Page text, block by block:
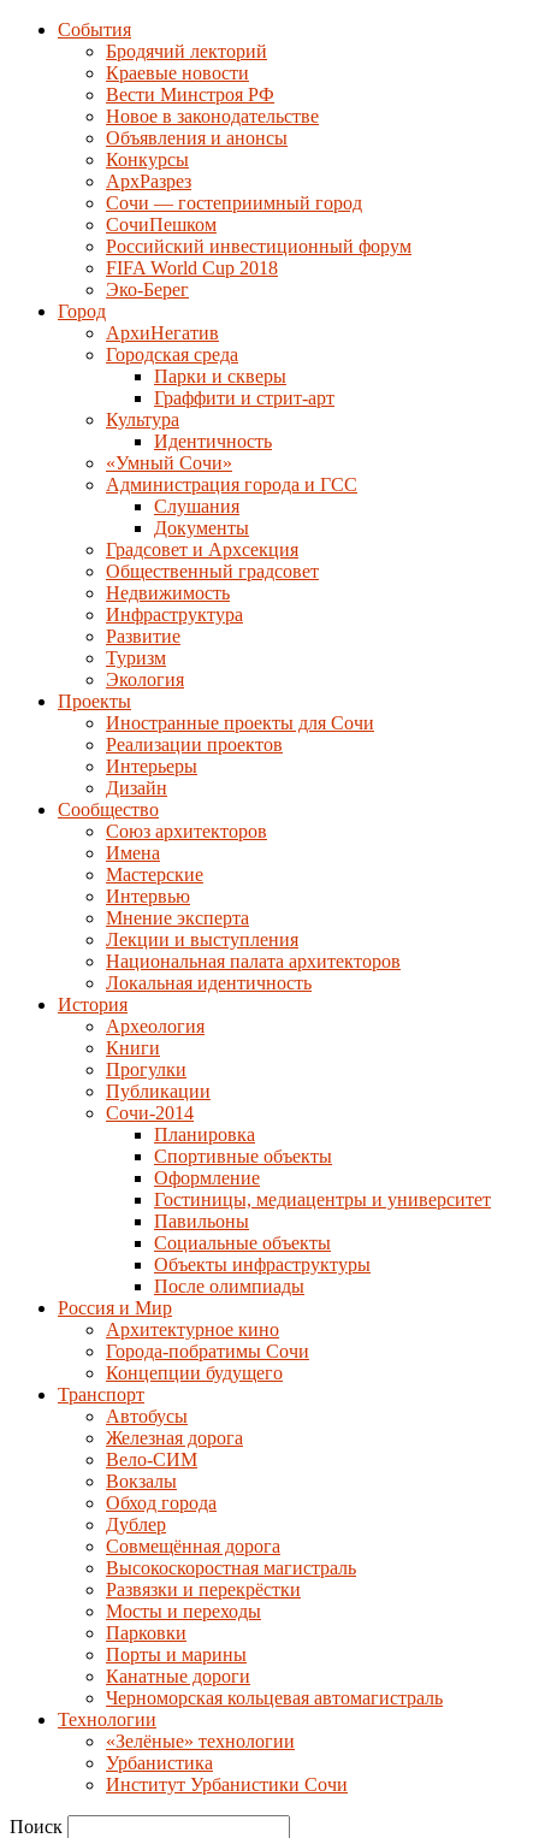
События
Бродячий лекторий
Краевые новости
Вести Минстроя РФ
Новое в законодательстве
Объявления и анонсы
Конкурсы
АрхРазрез
Сочи — гостеприимный город
СочиПешком
Российский инвестиционный форум
FIFA World Cup 2018
Эко-Берег
Город
АрхиНегатив
Городская среда
Парки и скверы
Граффити и стрит-арт
Культура
Идентичность
«Умный Сочи»
Администрация города и ГСС
Слушания
Документы
Градсовет и Архсекция
Общественный градсовет
Недвижимость
Инфраструктура
Развитие
Туризм
Экология
Проекты
Иностранные проекты для Сочи
Реализации проектов
Интерьеры
Дизайн
Сообщество
Союз архитекторов
Имена
Мастерские
Интервью
Мнение эксперта
Лекции и выступления
Национальная палата архитекторов
Локальная идентичность
История
Археология
Книги
Прогулки
Публикации
Сочи-2014
Планировка
Спортивные объекты
Оформление
Гостиницы, медиацентры и университет
Павильоны
Социальные объекты
Объекты инфраструктуры
После олимпиады
Россия и Мир
Архитектурное кино
Города-побратимы Сочи
Концепции будущего
Транспорт
Автобусы
Железная дорога
Вело-СИМ
Вокзалы
Обход города
Дублер
Совмещённая дорога
Высокоскоростная магистраль
Развязки и перекрёстки
Мосты и переходы
Парковки
Порты и марины
Канатные дороги
Черноморская кольцевая автомагистраль
Технологии
«Зелёные» технологии
Урбанистика
Институт Урбанистики Сочи
Поиск